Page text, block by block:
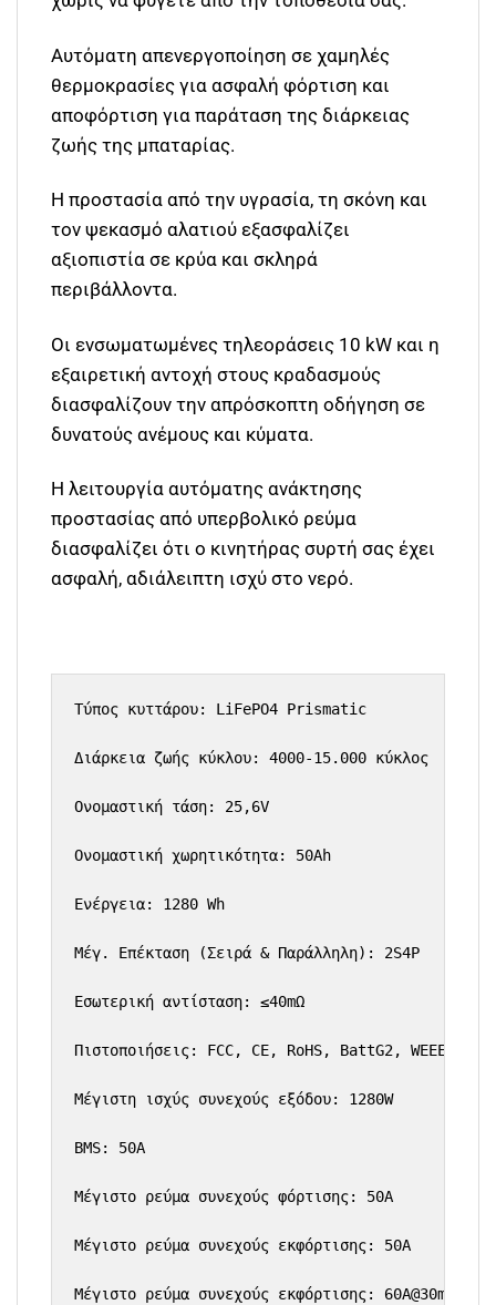
Αυτόματη απενεργοποίηση σε χαμηλές
θερμοκρασίες για ασφαλή φόρτιση και
αποφόρτιση για παράταση της διάρκειας
ζωής της μπαταρίας.
Η προστασία από την υγρασία, τη σκόνη και
τον ψεκασμό αλατιού εξασφαλίζει
αξιοπιστία σε κρύα και σκληρά
περιβάλλοντα.
Οι ενσωματωμένες τηλεοράσεις 10 kW και η
εξαιρετική αντοχή στους κραδασμούς
διασφαλίζουν την απρόσκοπτη οδήγηση σε
δυνατούς ανέμους και κύματα.
Η λειτουργία αυτόματης ανάκτησης
προστασίας από υπερβολικό ρεύμα
διασφαλίζει ότι ο κινητήρας συρτή σας έχει
ασφαλή, αδιάλειπτη ισχύ στο νερό.
Τύπος κυττάρου: LiFePO4 Prismatic
Διάρκεια ζωής κύκλου: 4000-15.000 κύκλος
Ονομαστική τάση: 25,6V
Ονομαστική χωρητικότητα: 50Ah
Ενέργεια: 1280 Wh
Μέγ. Επέκταση (Σειρά & Παράλληλη): 2S4P
Εσωτερική αντίσταση: ≤40mΩ
Πιστοποιήσεις: FCC, CE, RoHS, BattG2, WEEE,
Μέγιστη ισχύς συνεχούς εξόδου: 1280W
BMS: 50Α
Μέγιστο ρεύμα συνεχούς φόρτισης: 50A
Μέγιστο ρεύμα συνεχούς εκφόρτισης: 50A
Μέγιστο ρεύμα συνεχούς εκφόρτισης: 60A@30min